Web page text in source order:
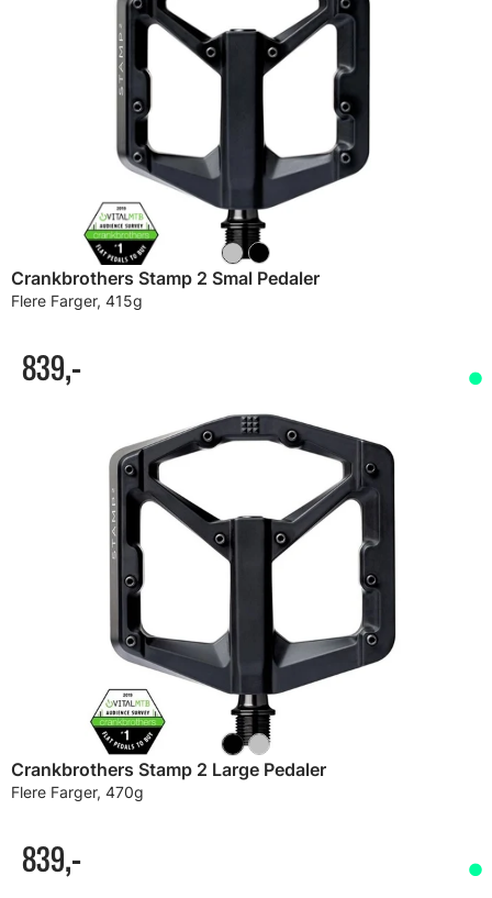
Crankbrothers Stamp 2 Smal Pedaler
Flere Farger, 415g
839,-
Crankbrothers Stamp 2 Large Pedaler
Flere Farger, 470g
839,-